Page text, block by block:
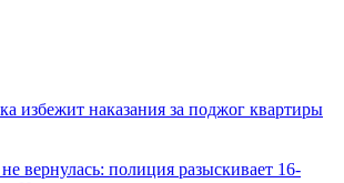
избежит наказания за поджог квартиры
вернулась: полиция разыскивает 16-